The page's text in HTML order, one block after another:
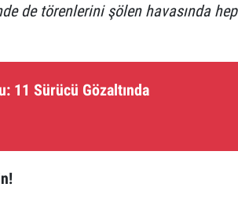
de törenlerini şölen havasında hep
11 Sürücü Gözaltında